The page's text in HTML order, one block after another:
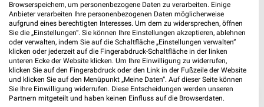
Browserspeichern, um personenbezogene Daten zu verarbeiten. Einige
Anbieter verarbeiten Ihre personenbezogenen Daten möglicherweise
aufgrund eines berechtigten Interesses. Um dem zu widersprechen, öffnen
Sie die „Einstellungen“. Sie können Ihre Einstellungen akzeptieren, ablehnen
oder verwalten, indem Sie auf die Schaltfläche „Einstellungen verwalten“
klicken oder jederzeit auf die Fingerabdruck-Schaltfläche in der linken
unteren Ecke der Website klicken. Um Ihre Einwilligung zu widerrufen,
klicken Sie auf den Fingerabdruck oder den Link in der Fußzeile der Website
und klicken Sie auf den Menüpunkt „Meine Daten“. Auf dieser Seite können
Sie Ihre Einwilligung widerrufen. Diese Entscheidungen werden unseren
Partnern mitgeteilt und haben keinen Einfluss auf die Browserdaten.